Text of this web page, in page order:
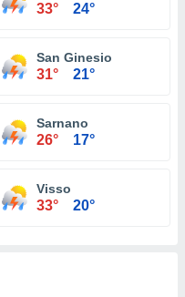
33° 24°
San Ginesio
31° 21°
Sarnano
26° 17°
Visso
33° 20°